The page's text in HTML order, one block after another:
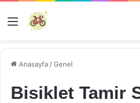
Menü
Anasayfa /Genel
Bisiklet Tamir